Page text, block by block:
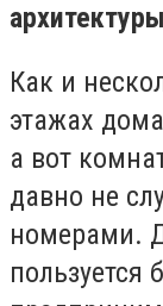
Как и
этажах
а вот
давно не
номерами.
пользуется